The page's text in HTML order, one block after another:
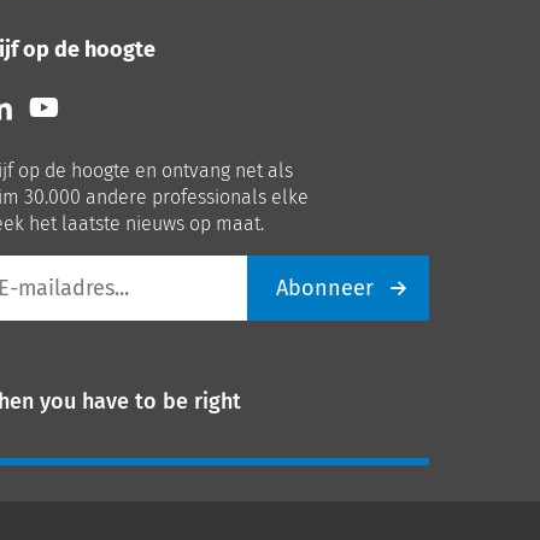
op de hoogte
Volg
ons
Youtube
op de hoogte en ontvang net als
30.000 andere professionals elke
het laatste nieuws op maat.
Abonneer
you have to be right